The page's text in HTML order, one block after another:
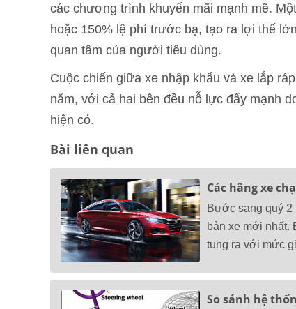
các chương trình khuyến mãi mạnh mẽ.
hoặc 150% lệ phí trước bạ, tạo ra lợi thế
quan tâm của người tiêu dùng.
Cuộc chiến giữa xe nhập khẩu và xe lắp
năm, với cả hai bên đều nỗ lực đẩy mạnh
hiện có.
Bài liên quan
Các hãng xe
Bước sang quý 2
bản xe mới nhất.
tung ra với mức
So sánh hệ